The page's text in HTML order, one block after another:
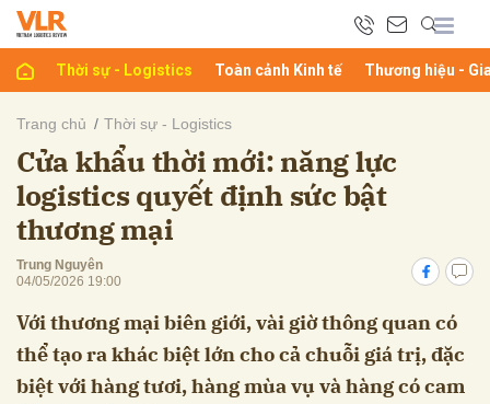
Thời sự - Logistics Toàn cảnh Kinh tế Thương hiệu -
Trang chủ Thời sự - Logistics
Cửa khẩu thời mới: năng lực
logistics quyết định sức bật
thương mại
Trung Nguyên
04/05/2026 19:00
Với thương mại biên giới, vài giờ thông quan có
thể tạo ra khác biệt lớn cho cả chuỗi giá trị, đặc
biệt với hàng tươi, hàng mùa vụ và hàng có cam
luận
Hủy